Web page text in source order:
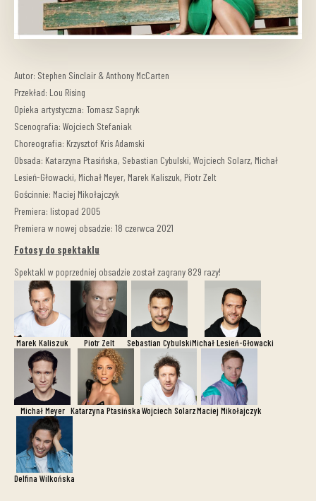
Autor: Stephen Sinclair & Anthony McCarten
Przekład: Lou Rising
Opieka artystyczna: Tomasz Sapryk
Scenografia: Wojciech Stefaniak
Choreografia: Krzysztof Kris Adamski
Obsada: Katarzyna Ptasińska, Sebastian Cybulski, Wojciech Solarz, Michał
Lesień-Głowacki, Michał Meyer, Marek Kaliszuk, Piotr Zelt
Gościnnie: Maciej Mikołajczyk
Premiera: listopad 2005
Premiera w nowej obsadzie: 18 czerwca 2021
Fotosy do spektaklu
Spektakl w poprzedniej obsadzie został zagrany 829 razy!
Marek Kaliszuk Piotr Zelt Sebastian CybulskiMichał Lesień-Głowacki
Michał Meyer Katarzyna PtasińskaWojciech SolarzMaciej Mikołajczyk
Delfina Wilkońska